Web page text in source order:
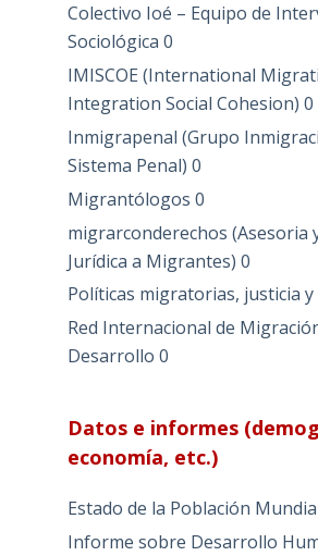
Colectivo Ioé – Equipo de
Sociológica 0
IMISCOE (International
Integration Social Cohesion) 0
Inmigrapenal (Grupo
Sistema Penal) 0
Migrantólogos 0
migrarconderechos (Asesoria
Jurídica a Migrantes) 0
Políticas migratorias, justicia y
Red Internacional de
Desarrollo 0
Datos e informes
economía, etc.)
Estado de la Población
Informe sobre Desarrollo